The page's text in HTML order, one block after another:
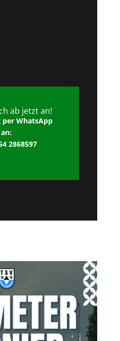
ab jetzt an!
per WhatsApp
an:
2868597